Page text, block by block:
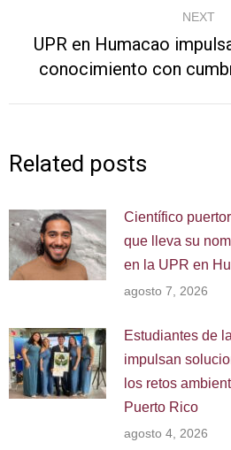
NEXT
post:
UPR en Humacao
conocimiento con
Related posts
Científico
que lleva su
en la UPR en
agosto 7, 2026
Estudiantes de
impulsan
los retos
Puerto Rico
agosto 4, 2026